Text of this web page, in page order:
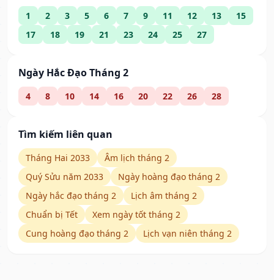
1 2 3 5 6 7 9 11 12 13
15
17
18 19 21 23 24 25 27
Ngày Hắc Đạo Tháng 2
4 8 10 14 16 20 22 26 28
Tìm kiếm liên quan
Tháng Hai 2033
Âm lịch tháng 2
Quý Sửu năm 2033
Ngày hoàng đạo tháng 2
Ngày hắc đạo tháng 2
Lịch âm tháng 2
Chuẩn bị Tết
Xem ngày tốt tháng 2
Cung hoàng đạo tháng 2
Lịch vạn niên tháng 2